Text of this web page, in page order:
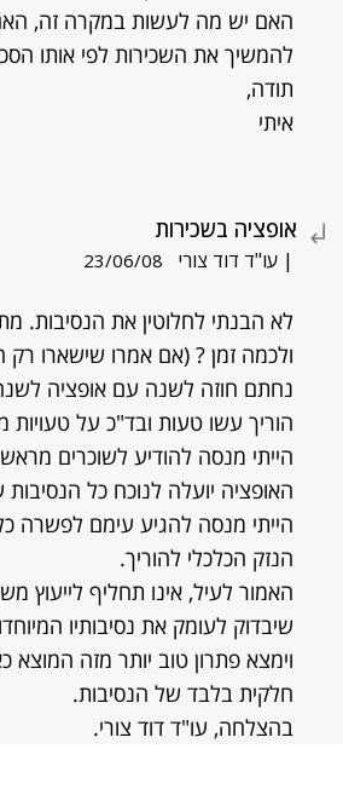
האם יש מה לעשות במקרה זה, האם
להמשיך את השכירות לפי אותו
תודה,
איתי
אופציה בשכירות
| עו"ד דוד צורי 23/06/08
לא הבנתי לחלוטין את הנסיבות.
ולכמה זמן ? (אם אמרו שישארו
נחתם חוזה לשנה עם אופציה
הוריך עשו טעות ובד"כ על
הייתי מנסה להודיע לשוכרים
האופציה יועלה לנוכח כל
הייתי מנסה להגיע עימם
הנזק הכלכלי להוריך.
האמור לעיל, אינו תחליף לייעוץ
שיבדוק לעומק את נסיבותיו
וימצא פתרון טוב יותר מזה המוצא
חלקית בלבד של הנסיבות.
בהצלחה, עו"ד דוד צורי.